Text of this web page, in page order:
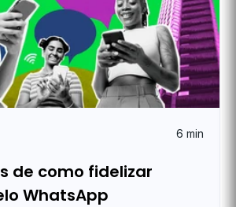
6 min
de como fidelizar
WhatsApp